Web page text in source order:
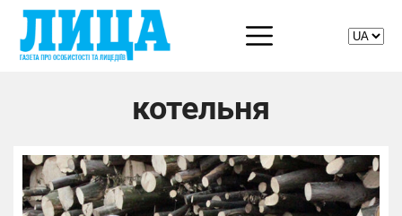
котельня